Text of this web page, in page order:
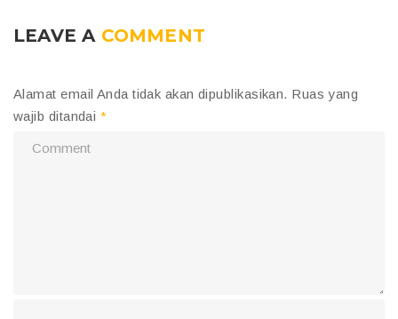
LEAVE A COMMENT
Alamat email Anda tidak akan dipublikasikan. Ruas yang
wajib ditandai *